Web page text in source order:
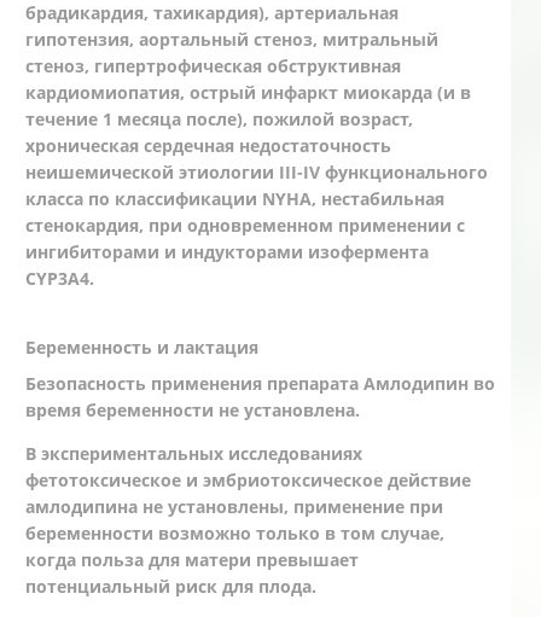
брадикардия, тахикардия), артериальная
гипотензия, аортальный стеноз, митральный
стеноз, гипертрофическая обструктивная
кардиомиопатия, острый инфаркт миокарда (и в
течение 1 месяца после), пожилой возраст,
хроническая сердечная недостаточность
неишемической этиологии III-IV функционального
класса по классификации NYHA, нестабильная
стенокардия, при одновременном применении с
ингибиторами и индукторами изофермента
CYP3А4.
Беременность и лактация
Безопасность применения препарата Амлодипин во
время беременности не установлена.
В экспериментальных исследованиях
фетотоксическое и эмбриотоксическое действие
амлодипина не установлены, применение при
беременности возможно только в том случае,
когда польза для матери превышает
потенциальный риск для плода.